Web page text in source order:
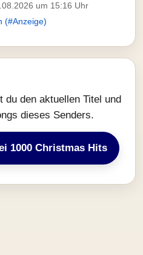
um 15:16 Uhr
(#Anzeige)
du den aktuellen Titel und
dieses Senders.
1000 Christmas Hits